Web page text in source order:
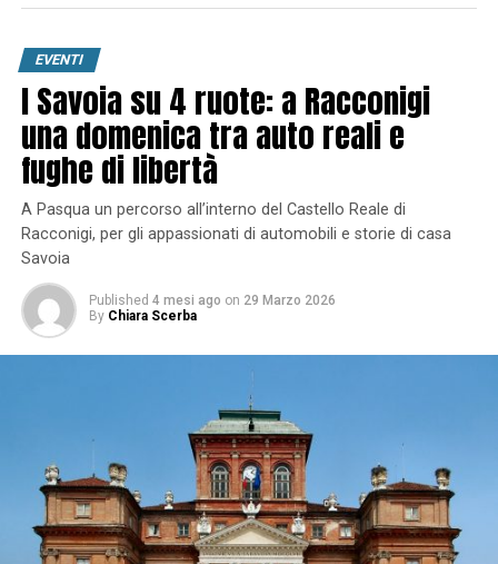
EVENTI
I Savoia su 4 ruote: a Racconigi
una domenica tra auto reali e
fughe di libertà
A Pasqua un percorso all’interno del Castello Reale di
Racconigi, per gli appassionati di automobili e storie di casa
Savoia
Published 4 mesi ago on 29 Marzo 2026
By Chiara Scerba